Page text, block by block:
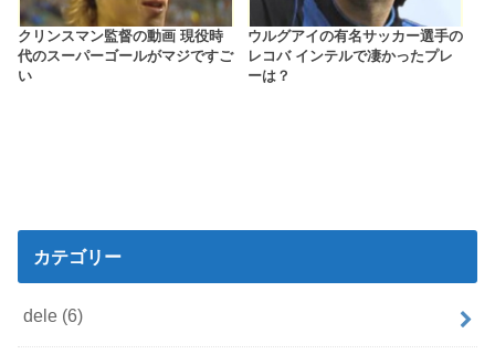
クリンスマン監督の動画 現役時
代のスーパーゴールがマジですご
い
ウルグアイの有名サッカー選手の
レコバ インテルで凄かったプレ
ーは？
カテゴリー
dele (6)